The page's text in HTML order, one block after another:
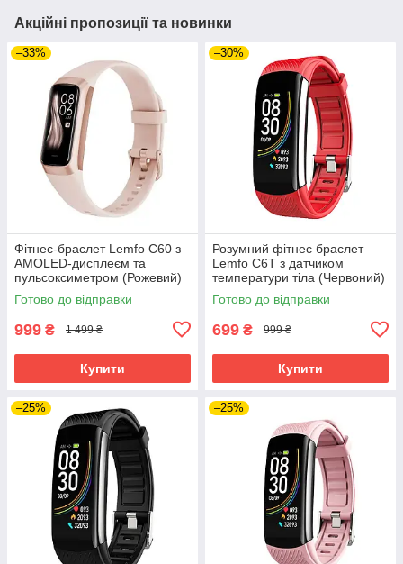
Акційні пропозиції та новинки
–33%
Фітнес-браслет Lemfo C60 з
AMOLED-дисплеєм та
пульсоксиметром (Рожевий)
Готово до відправки
999 ₴ 1 499 ₴
Купити
–30%
Розумний фітнес браслет
Lemfo C6T з датчиком
температури тіла (Червоний)
Готово до відправки
699 ₴ 999 ₴
Купити
–25% –25%